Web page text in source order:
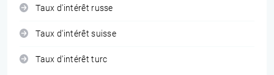
Taux d'intérêt russe
Taux d'intérêt suisse
Taux d'intérêt turc